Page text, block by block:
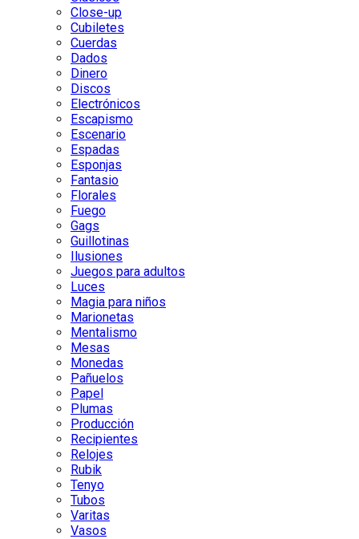
Close-up
Cubiletes
Cuerdas
Dados
Dinero
Discos
Electrónicos
Escapismo
Escenario
Espadas
Esponjas
Fantasio
Florales
Fuego
Gags
Guillotinas
Ilusiones
Juegos para adultos
Luces
Magia para niños
Marionetas
Mentalismo
Mesas
Monedas
Pañuelos
Papel
Plumas
Producción
Recipientes
Relojes
Rubik
Tenyo
Tubos
Varitas
Vasos